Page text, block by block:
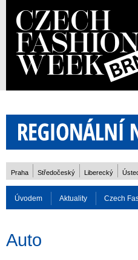
Praha Středočeský Liberecký
Úvodem Aktuality Czech
Auto